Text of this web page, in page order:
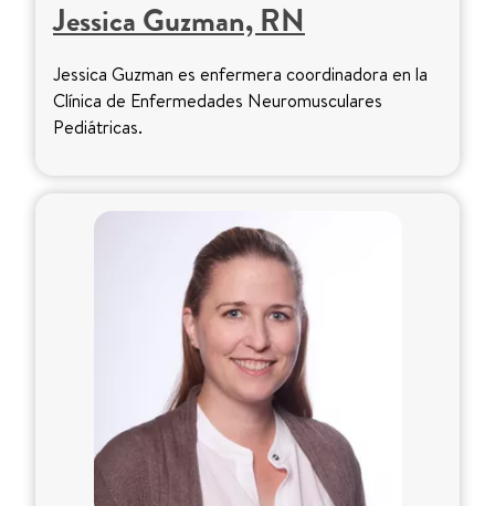
Jessica Guzman, RN
Jessica Guzman es enfermera coordinadora en la
Clínica de Enfermedades Neuromusculares
Pediátricas.